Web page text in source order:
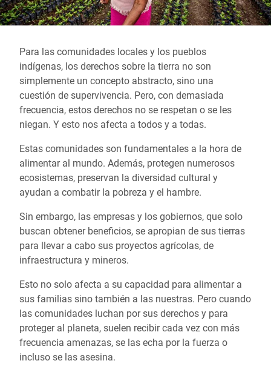
navegación
Para las comunidades locales y los pueblos
indígenas, los derechos sobre la tierra no son
simplemente un concepto abstracto, sino una
cuestión de supervivencia. Pero, con demasiada
frecuencia, estos derechos no se respetan o se les
niegan. Y esto nos afecta a todos y a todas.
Estas comunidades son fundamentales a la hora de
alimentar al mundo. Además, protegen numerosos
ecosistemas, preservan la diversidad cultural y
ayudan a combatir la pobreza y el hambre.
Sin embargo, las empresas y los gobiernos, que solo
buscan obtener beneficios, se apropian de sus tierras
para llevar a cabo sus proyectos agrícolas, de
infraestructura y mineros.
Esto no solo afecta a su capacidad para alimentar a
sus familias sino también a las nuestras. Pero cuando
las comunidades luchan por sus derechos y para
proteger al planeta, suelen recibir cada vez con más
frecuencia amenazas, se las echa por la fuerza o
incluso se las asesina.